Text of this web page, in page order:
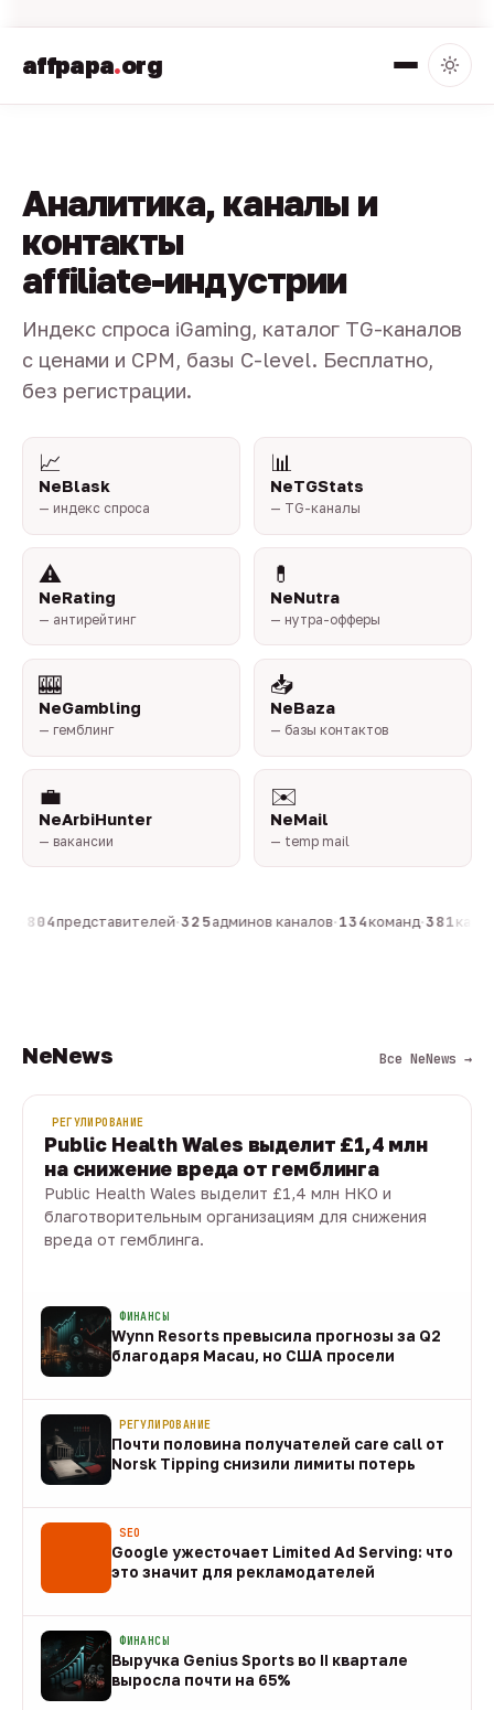
affpapa.org
Аналитика, каналы и
контакты
affiliate-индустрии
Индекс спроса iGaming, каталог TG-каналов
с ценами и CPM, базы C-level. Бесплатно,
без регистрации.
📈
NeBlask
— индекс спроса
📊
NeTGStats
— TG-каналы
⚠️
NeRating
— антирейтинг
💊
NeNutra
— нутра-офферы
🎰
NeGambling
— гемблинг
📥
NeBaza
— базы контактов
💼
NeArbiHunter
— вакансии
✉️
NeMail
— temp mail
804представителей·325админов каналов·134команд·381
NeNews Все NeNews →
РЕГУЛИРОВАНИЕ
Public Health Wales выделит £1,4 млн
на снижение вреда от гемблинга
Public Health Wales выделит £1,4 млн НКО и
благотворительным организациям для снижения
вреда от гемблинга.
ФИНАНСЫ
Wynn Resorts превысила прогнозы за Q2
благодаря Macau, но США просели
РЕГУЛИРОВАНИЕ
Почти половина получателей care call от
Norsk Tipping снизили лимиты потерь
SEO
Google ужесточает Limited Ad Serving: что
это значит для рекламодателей
ФИНАНСЫ
Выручка Genius Sports во II квартале
выросла почти на 65%